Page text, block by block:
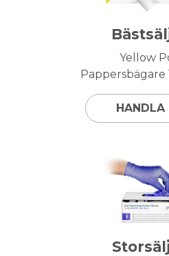
Yellow
Pappersbägare
HANDLA